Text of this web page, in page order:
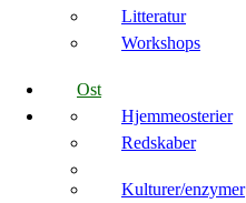
Litteratur
Workshops
Ost
Hjemmeosterier
Redskaber
Kulturer/enzymer